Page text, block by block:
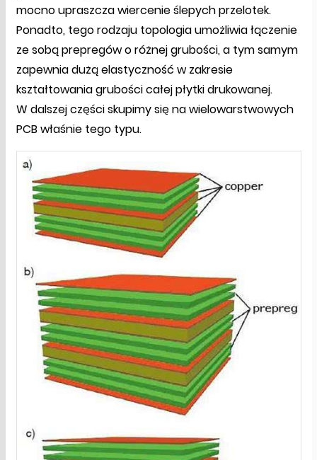
mocno upraszcza wiercenie ślepych przelotek.
Ponadto, tego rodzaju topologia umożliwia łączenie
ze sobą prepregów o różnej grubości, a tym samym
zapewnia dużą elastyczność w zakresie
kształtowania grubości całej płytki drukowanej.
W dalszej części skupimy się na wielowarstwowych
PCB właśnie tego typu.